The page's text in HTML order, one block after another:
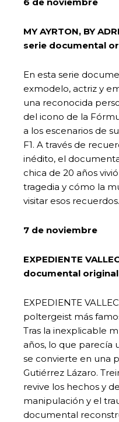
MY AYRTON, BY
serie documental
En esta serie
exmodelo, actriz y
una reconocida
del icono de la
a los escenarios de
F1. A través de
inédito, el
chica de 20 años
tragedia y cómo la
visitar esos recuerdos.
7 de noviembre
EXPEDIENTE
documental original
EXPEDIENTE
poltergeist más
Tras la inexplicable
años, lo que parecía
se convierte en una
Gutiérrez Lázaro.
revive los hechos y
manipulación y el
documental